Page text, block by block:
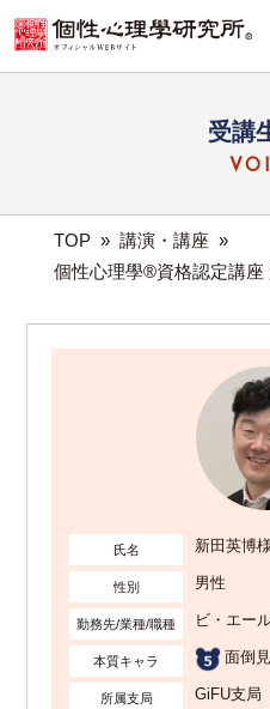
受講
TOP » 講演・講座 »
個性心理學®資格認定講座
氏名 新田英博様
性別 男性
勤務先/業種/職種 ビ・エー
本質キャラ 面倒
所属支局 GiFU支局